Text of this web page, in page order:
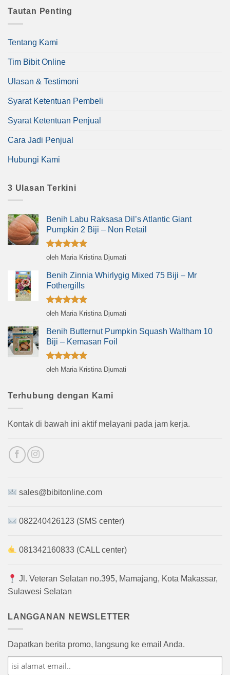
Tautan Penting
Tentang Kami
Tim Bibit Online
Ulasan & Testimoni
Syarat Ketentuan Pembeli
Syarat Ketentuan Penjual
Cara Jadi Penjual
Hubungi Kami
3 Ulasan Terkini
Benih Labu Raksasa Dil’s Atlantic Giant
Pumpkin 2 Biji – Non Retail
Dinilai5
oleh Maria Kristina Djumati
Benih Zinnia Whirlygig Mixed 75 Biji – Mr
Fothergills
Dinilai5
oleh Maria Kristina Djumati
Benih Butternut Pumpkin Squash Waltham 10
Biji – Kemasan Foil
Dinilai5
oleh Maria Kristina Djumati
Terhubung dengan Kami
Kontak di bawah ini aktif melayani pada jam kerja.
sales@bibitonline.com
082240426123 (SMS center)
081342160833 (CALL center)
Jl. Veteran Selatan no.395, Mamajang, Kota Makassar,
Sulawesi Selatan
LANGGANAN NEWSLETTER
Dapatkan berita promo, langsung ke email Anda.